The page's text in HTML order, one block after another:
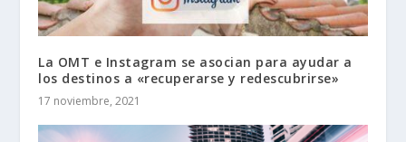
La OMT e Instagram se asocian para ayudar a
los destinos a «recuperarse y redescubrirse»
17 noviembre, 2021